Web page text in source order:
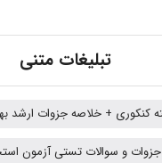
تبلیغات متنی
جزوات و سوالات تستی آزمون